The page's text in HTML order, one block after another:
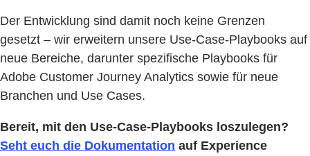
Der Entwicklung sind damit noch keine Grenzen
gesetzt – wir erweitern unsere Use-Case-Playbooks auf
neue Bereiche, darunter spezifische Playbooks für
Adobe Customer Journey Analytics sowie für neue
Branchen und Use Cases.
Bereit, mit den Use-Case-Playbooks loszulegen?
Seht euch die Dokumentation auf Experience